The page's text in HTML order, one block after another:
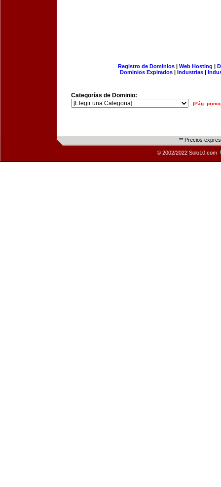
Registro de Dominios| Web Hosting |
Dominios Expirados | Industrias |
Categorías de Dominio:
[Pág.
** Precios
© 2002/2022 Solo10.com